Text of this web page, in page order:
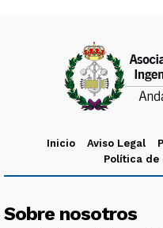
Inicio Aviso Legal
Política de
Sobre nosotros